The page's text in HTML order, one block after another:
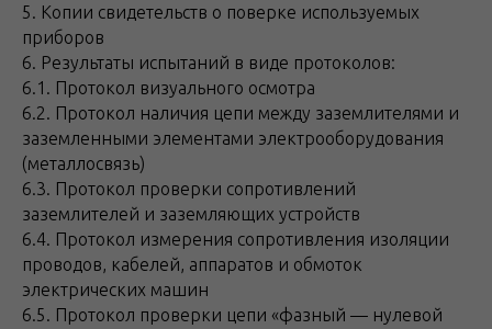
5. Копии свидетельств о поверке используемых
приборов
6. Результаты испытаний в виде протоколов:
6.1. Протокол визуального осмотра
6.2. Протокол наличия цепи между заземлителями и
заземленными элементами электрооборудования
(металлосвязь)
6.3. Протокол проверки сопротивлений
заземлителей и заземляющих устройств
6.4. Протокол измерения сопротивления изоляции
проводов, кабелей, аппаратов и обмоток
электрических машин
6.5. Протокол проверки цепи «фазный — нулевой